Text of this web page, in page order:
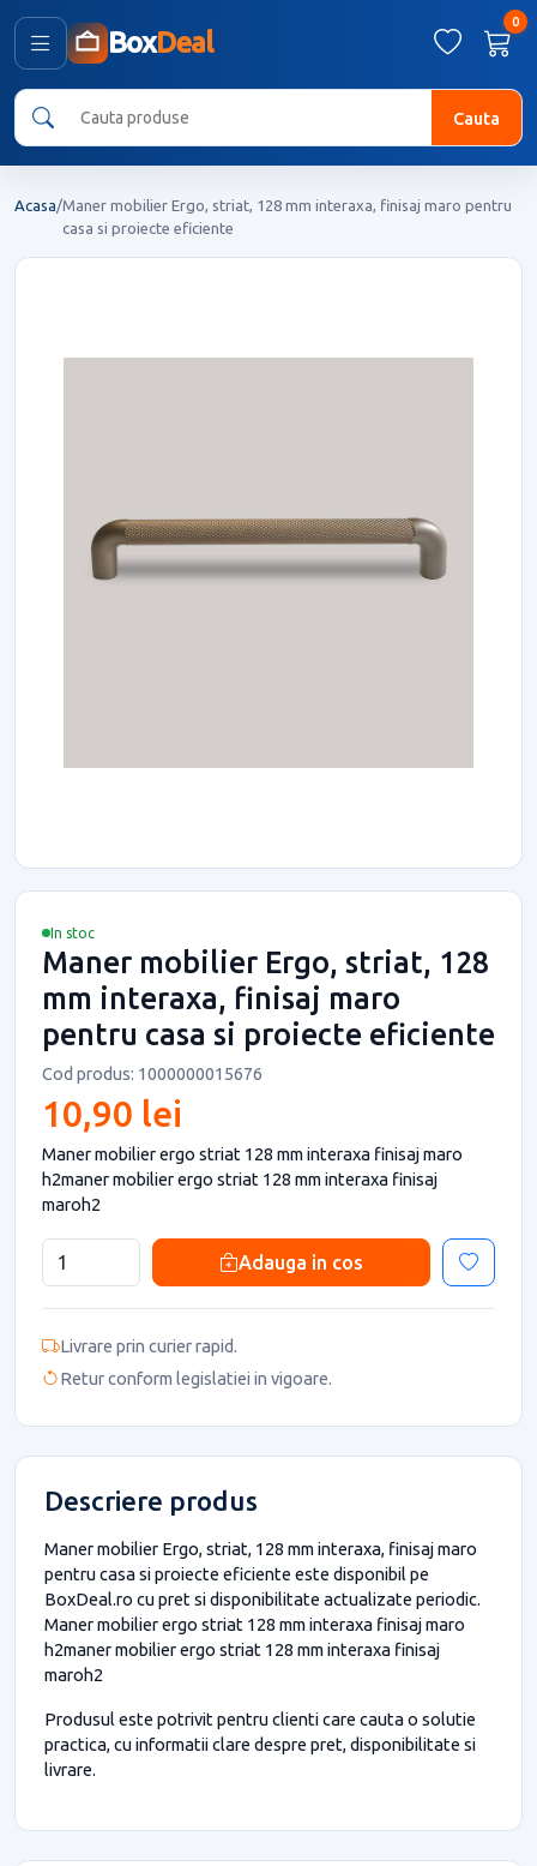
BoxDeal
0
Cauta
Acasa/Maner mobilier Ergo, striat, 128 mm interaxa, finisaj maro pentru
casa si proiecte eficiente
In stoc
Maner mobilier Ergo, striat, 128
mm interaxa, finisaj maro
pentru casa si proiecte eficiente
Cod produs: 1000000015676
10,90 lei
Maner mobilier ergo striat 128 mm interaxa finisaj maro
h2maner mobilier ergo striat 128 mm interaxa finisaj
maroh2
Adauga in cos
Livrare prin curier rapid.
Retur conform legislatiei in vigoare.
Descriere produs
Maner mobilier Ergo, striat, 128 mm interaxa, finisaj maro
pentru casa si proiecte eficiente este disponibil pe
BoxDeal.ro cu pret si disponibilitate actualizate periodic.
Maner mobilier ergo striat 128 mm interaxa finisaj maro
h2maner mobilier ergo striat 128 mm interaxa finisaj
maroh2
Produsul este potrivit pentru clienti care cauta o solutie
practica, cu informatii clare despre pret, disponibilitate si
livrare.